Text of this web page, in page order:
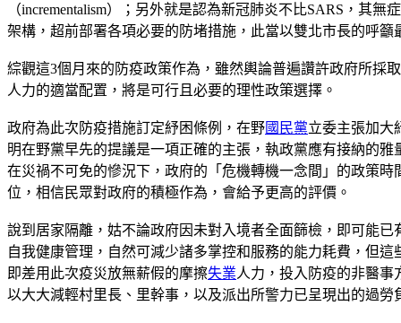
（incrementalism）；另外就是認為新冠肺炎不比SARS，其
架構，超前部署各項必要的防堵措施，此當以雙北市長的呼籲
綜觀這3個月來的防疫政策作為，雖然輿論普遍讚許政府所採
人力的適當配置，將是可行且必要的理性政策選擇。
政府為此次防疫措施訂定紓困條例，在野國民黨立委主張加大
明在野黨早先的提議是一項正確的主張，執政黨應有接納的
在災禍不可免的慘況下，政府的「危機轉機一念間」的政策
位，相信民眾對政府的積極作為，會給予更高的評價。
說到居家隔離，姑不論政府因未對入境者全面篩檢，即可能
自我健康管理，自然可減少諸多掌控和服務的能力耗費，但
即差用此次疫災放無薪假的摩擦失業人力，投入防疫的非醫
以大大減輕村里長、里幹事，以及派出所警力已呈現出的過勞